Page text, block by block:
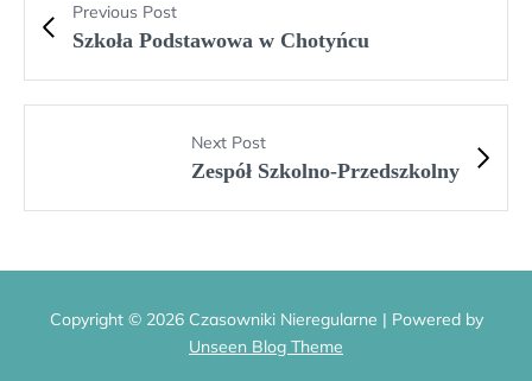
Previous Post
Szkoła Podstawowa w Chotyńcu
Next Post
Zespół Szkolno-Przedszkolny
Copyright © 2026 Czasowniki Nieregularne | Powered by
Unseen Blog Theme